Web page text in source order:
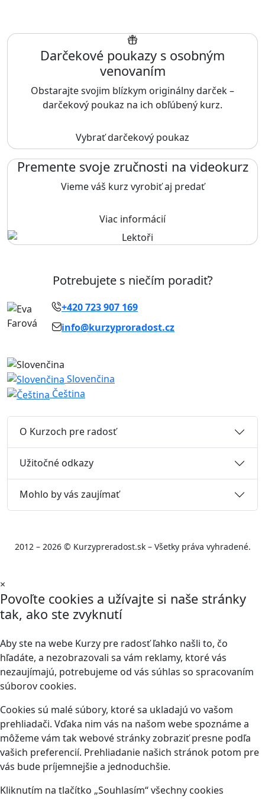
Darčekové poukazy s osobným
venovaním
Obstarajte svojim blízkym originálny darček –
darčekový poukaz na ich obľúbený kurz.
Vybrať darčekový poukaz
Premente svoje zručnosti na videokurz
Vieme váš kurz vyrobiť aj predať
Viac informácií
Potrebujete s niečím poradiť?
+420 723 907 169
info@kurzyproradost.cz
Slovenčina
Čeština
O Kurzoch pre radosť
Užitočné odkazy
Mohlo by vás zaujímať
2012 – 2026 © Kurzypreradost.sk – Všetky práva vyhradené.
×
Povoľte cookies a užívajte si naše stránky
tak, ako ste zvyknutí
Aby ste na webe Kurzy pre radosť ľahko našli to, čo
hľadáte, a nezobrazovali sa vám reklamy, ktoré vás
nezaujímajú, potrebujeme od vás súhlas so spracovaním
súborov cookies.
Cookies sú malé súbory, ktoré sa ukladajú vo vašom
prehliadači. Vďaka nim vás na našom webe spoznáme a
môžeme vám tak webové stránky zobraziť presne podľa
vašich preferencií. Prehliadanie našich stránok potom pre
vás bude príjemnejšie a jednoduchšie.
Kliknutím na tlačítko „Souhlasím“ všechny cookies